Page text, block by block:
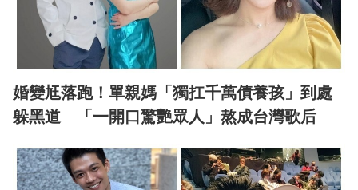
婚變尪落跑！單親媽「獨扛千萬債養孩」到處
躲黑道 「一開口驚艷眾人」熬成台灣歌后